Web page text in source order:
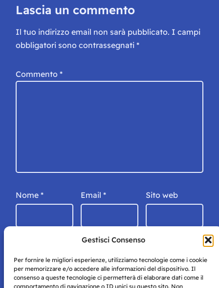
Gestisci Consenso
Per fornire le migliori esperienze, utilizziamo tecnologie come i cookie
per memorizzare e/o accedere alle informazioni del dispositivo. Il
consenso a queste tecnologie ci permetterà di elaborare dati come il
comportamento di navigazione o ID unici su questo sito. Non
Lascia un commento
Il tuo indirizzo email non sarà pubblicato. I campi
obbligatori sono contrassegnati *
Commento *
Nome * Email * Sito web